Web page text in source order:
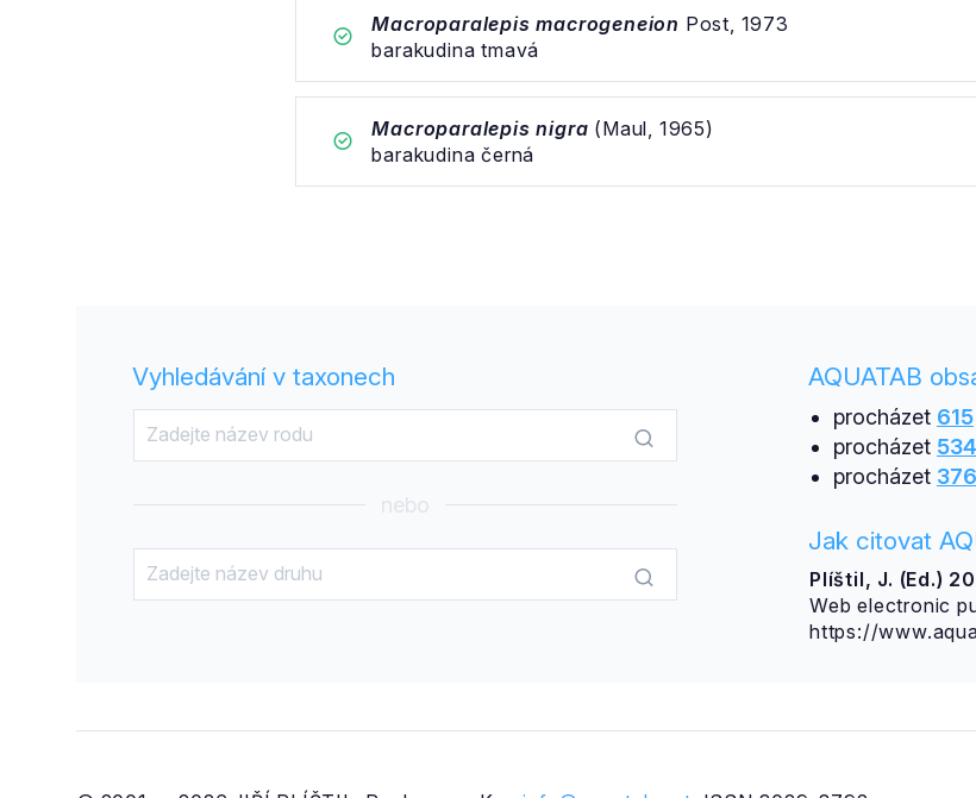
Macroparalepis macrogeneion Post, 1973
barakudina tmavá
Macroparalepis nigra (Maul, 1965)
barakudina černá
Vyhledávání v taxonech
nebo
AQUATAB
procházet 615
procházet
procházet
Jak citovat
Plíštil, J. (Ed.)
Web electronic
https://